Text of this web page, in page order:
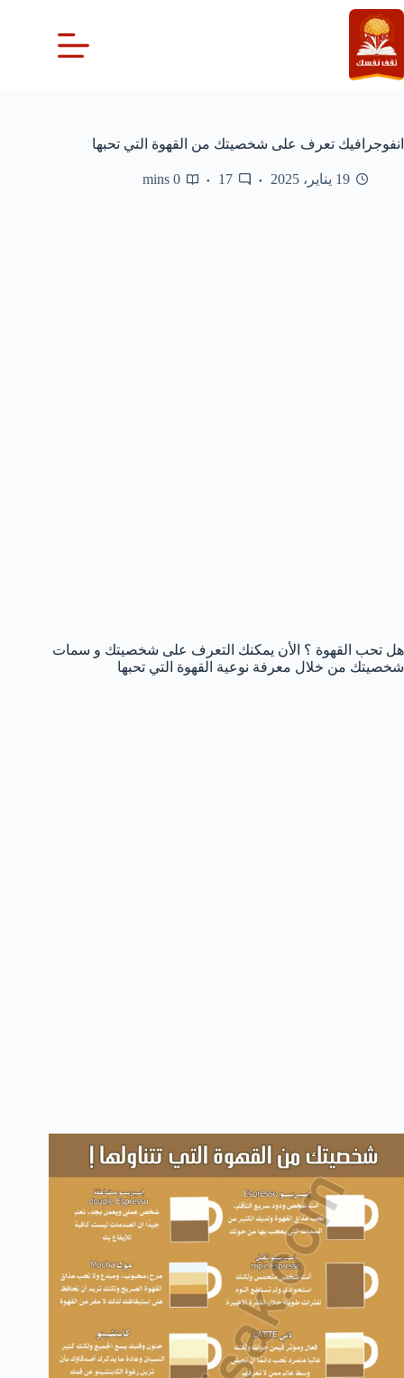
التجاوز
إلى
المحتوى
انفوجرافيك تعرف على شخصيتك من القهوة التي تحبها
19 يناير، 2025 17
0 mins
هل تحب القهوة ؟ الأن يمكنك التعرف على شخصيتك و سمات
شخصيتك من خلال معرفة نوعية القهوة التي تحبها